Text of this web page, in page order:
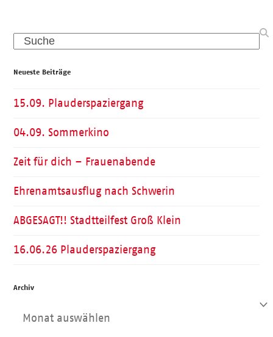
Search
Neueste Beiträge
15.09. Plauderspaziergang
04.09. Sommerkino
Zeit für dich – Frauenabende
Ehrenamtsausflug nach Schwerin
ABGESAGT!! Stadtteilfest Groß Klein
16.06.26 Plauderspaziergang
Archiv
Archiv